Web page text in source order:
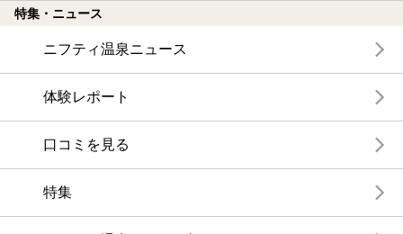
特集・ニュース
ニフティ温泉ニュース
体験レポート
口コミを見る
特集